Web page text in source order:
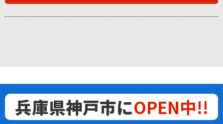
兵庫県神戸市にOPEN中!!